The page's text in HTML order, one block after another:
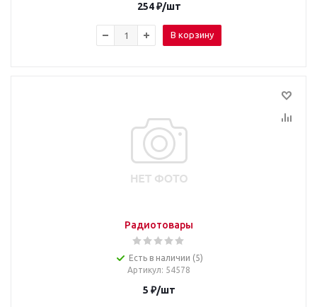
254₽/шт
В корзину
Радиотовары
Есть в наличии (5)
Артикул: 54578
5 ₽/шт